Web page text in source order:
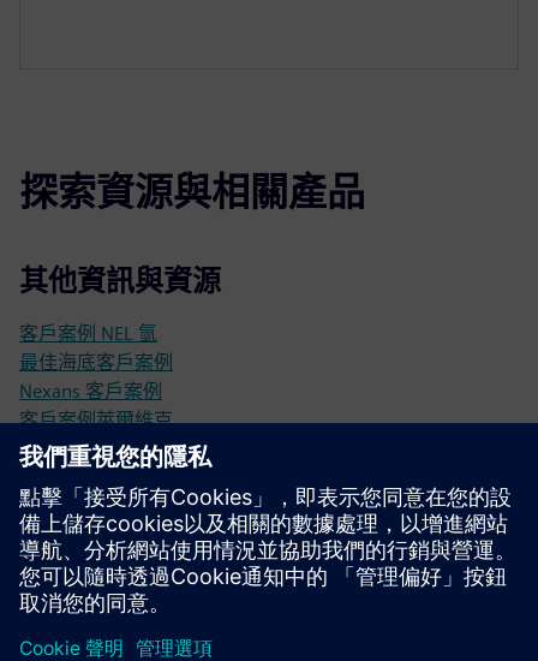
探索資源與相關產品
其他資訊與資源
客戶案例 NEL 氫
最佳海底客戶案例
Nexans 客戶案例
客戶案例萊爾維克
CLEVR 商業諮詢
先決條件